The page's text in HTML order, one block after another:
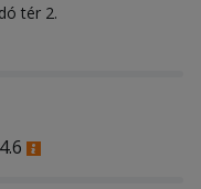
tér 2.
4.6